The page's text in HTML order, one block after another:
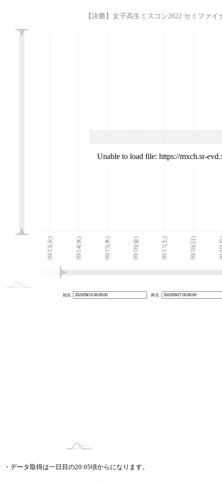
【決勝】女子高生ミスコン2022 セミファイ
09/12(月)
09/13(火) 09/14(水) 09/15(木) 09/16(金) 09/17(土) 09/18(日)
09/28(水)
Unable to load file: https://mxch.sr-
始点 終点
・データ取得は一日目の20:05頃からになります。